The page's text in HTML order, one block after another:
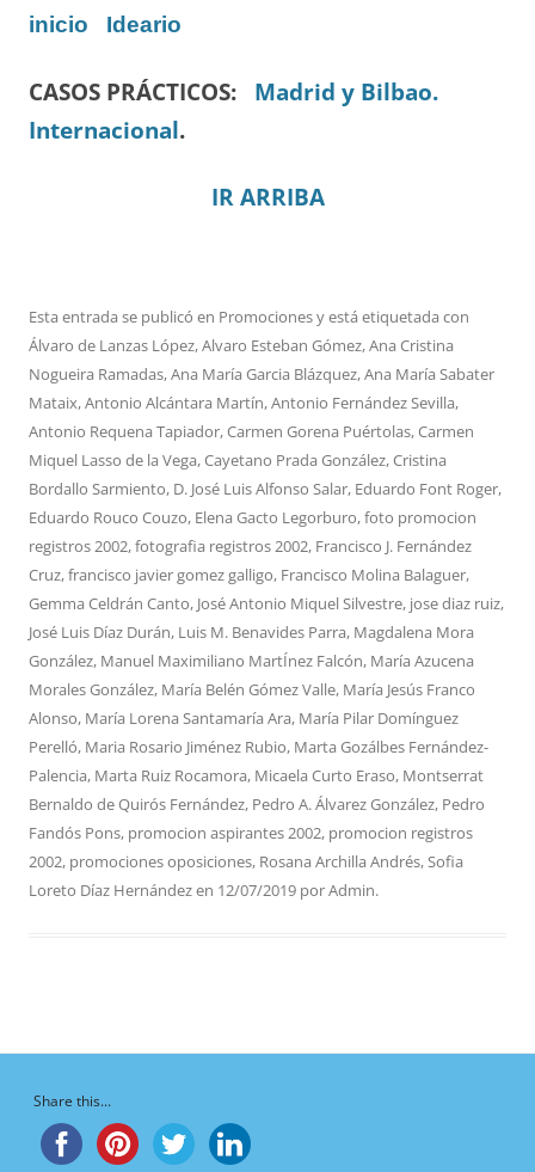
inicio
Ideario
CASOS PRÁCTICOS: Madrid y Bilbao.
Internacional.
IR ARRIBA
Esta entrada se publicó en Promocionesy está etiquetada con
Álvaro de Lanzas López,Alvaro Esteban Gómez,Ana Cristina
Nogueira Ramadas,Ana María Garcia Blázquez,Ana María Sabater
Mataix,Antonio Alcántara Martín,Antonio Fernández Sevilla,
Antonio Requena Tapiador,Carmen Gorena Puértolas,Carmen
Miquel Lasso de la Vega,Cayetano Prada González,Cristina
Bordallo Sarmiento, D. José Luis Alfonso Salar, Eduardo Font Roger,
Eduardo Rouco Couzo, Elena Gacto Legorburo,foto promocion
registros 2002,fotografia registros 2002, Francisco J. Fernández
Cruz,francisco javier gomez galligo, Francisco Molina Balaguer,
Gemma Celdrán Canto, José Antonio Miquel Silvestre, jose diaz ruiz,
José Luis Díaz Durán, Luis M. Benavides Parra, Magdalena Mora
González, Manuel Maximiliano MartÍnez Falcón, María Azucena
Morales González, María Belén Gómez Valle, María Jesús Franco
Alonso, María Lorena Santamaría Ara, María Pilar Domínguez
Perelló, Maria Rosario Jiménez Rubio, Marta Gozálbes Fernández-
Palencia, Marta Ruiz Rocamora, Micaela Curto Eraso, Montserrat
Bernaldo de Quirós Fernández, Pedro A. Álvarez González, Pedro
Fandós Pons, promocion aspirantes 2002, promocion registros
2002, promociones oposiciones, Rosana Archilla Andrés,Sofia
Loreto Díaz Hernándezen 12/07/2019 porAdmin.
Share this...